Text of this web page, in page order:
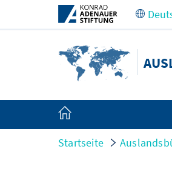
Zum Hauptinhalt springen
Startseite